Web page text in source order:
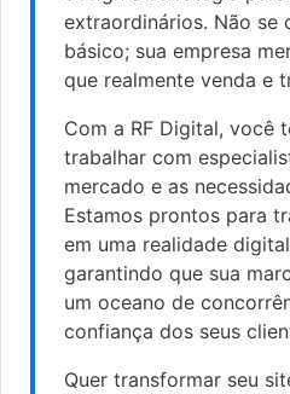
extraordinários. Não se
básico; sua empresa
que realmente venda e
Com a RF Digital, você
trabalhar com
mercado e as
Estamos prontos para
em uma realidade
garantindo que sua
um oceano de
confiança dos seus
Quer transformar seu